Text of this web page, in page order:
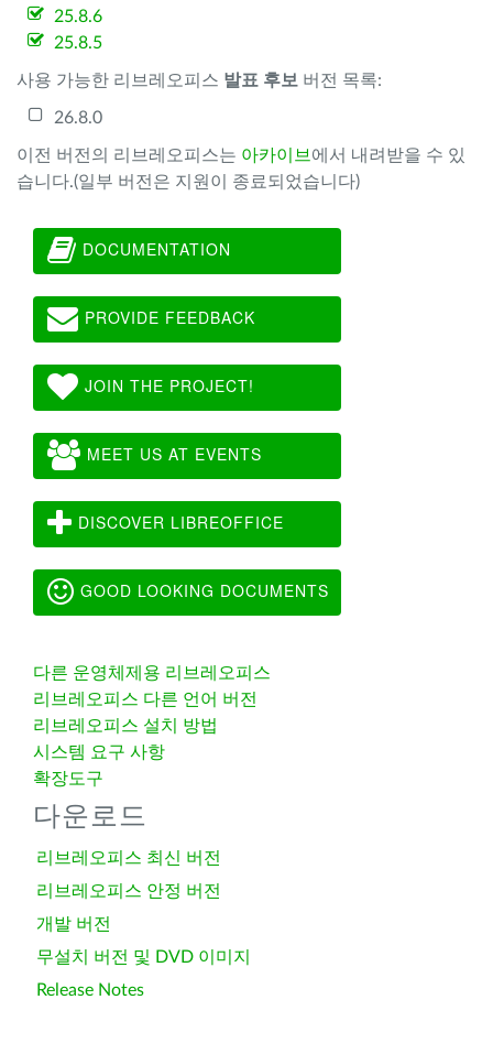
25.8.6
25.8.5
사용 가능한 리브레오피스 발표 후보 버전 목록:
26.8.0
이전 버전의 리브레오피스는 아카이브 에서 내려받을 수 있
습니다.(일부 버전은 지원이 종료되었습니다)
DOCUMENTATION
PROVIDE FEEDBACK
JOIN THE PROJECT!
MEET US AT EVENTS
DISCOVER LIBREOFFICE
GOOD LOOKING DOCUMENTS
다른 운영체제용 리브레오피스
리브레오피스 다른 언어 버전
리브레오피스 설치 방법
시스템 요구 사항
확장도구
다운로드
리브레오피스 최신 버전
리브레오피스 안정 버전
개발 버전
무설치 버전 및 DVD 이미지
Release Notes